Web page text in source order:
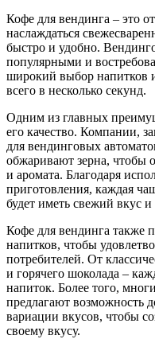
Кофе для вендинга – это
наслаждаться
быстро и удобно.
популярными и
широкий выбор напитков
всего в несколько секунд.
Одним из главных
его качество. Компании,
для вендинговых
обжаривают зерна, чтобы
и аромата. Благодаря
приготовления, каждая
будет иметь свежий вкус
Кофе для вендинга также
напитков, чтобы
потребителей. От
и горячего шоколада –
напиток. Более того,
предлагают возможность
вариации вкусов, чтобы
своему вкусу.